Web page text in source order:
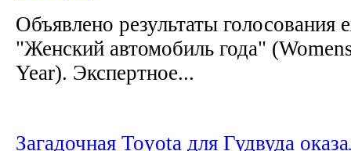
Объявлено результаты голосования
"Женский автомобиль года"
Year). Экспертное...
Загадочная Toyota для Гудвуда